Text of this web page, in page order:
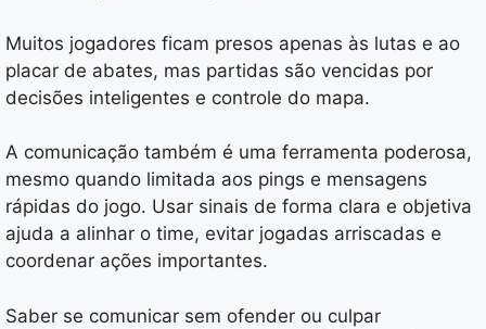
Muitos jogadores ficam presos apenas às lutas e ao
placar de abates, mas partidas são vencidas por
decisões inteligentes e controle do mapa.
A comunicação também é uma ferramenta poderosa,
mesmo quando limitada aos pings e mensagens
rápidas do jogo. Usar sinais de forma clara e objetiva
ajuda a alinhar o time, evitar jogadas arriscadas e
coordenar ações importantes.
Saber se comunicar sem ofender ou culpar